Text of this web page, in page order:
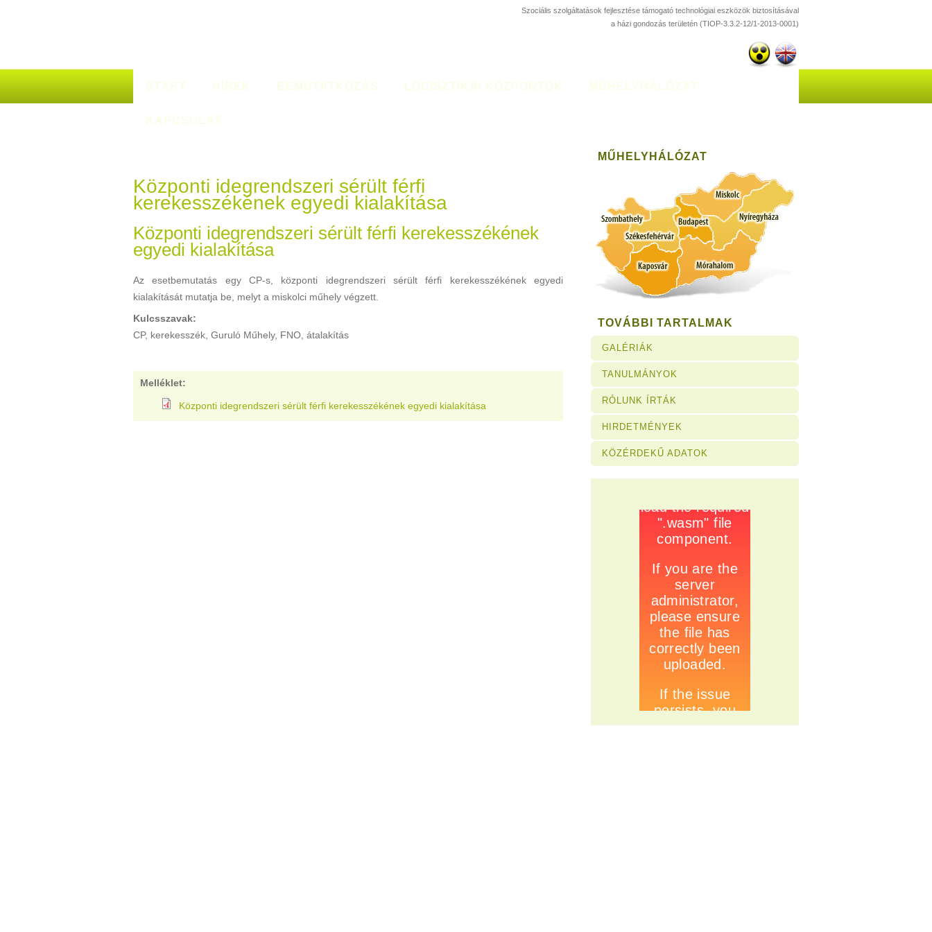
Szociális szolgáltatások fejlesztése támogató technológiai eszközök biztosításával
a házi gondozás területén (TIOP-3.3.2-12/1-2013-0001)
START HÍREK BEMUTATKOZÁS LOGISZTIKAI KÖZPONTOK MŰHELYHÁLÓZAT
KAPCSOLAT
Központi idegrendszeri sérült férfi
kerekesszékének egyedi kialakítása
Központi idegrendszeri sérült férfi kerekesszékének
egyedi kialakítása
Az esetbemutatás egy CP-s, központi idegrendszeri sérült férfi kerekesszékének egyedi
kialakítását mutatja be, melyt a miskolci műhely végzett.
Kulcsszavak:
CP, kerekesszék, Guruló Műhely, FNO, átalakítás
Melléklet:
Központi idegrendszeri sérült férfi kerekesszékének egyedi kialakítása
MŰHELYHÁLÓZAT
TOVÁBBI TARTALMAK
GALÉRIÁK
TANULMÁNYOK
RÓLUNK ÍRTÁK
HIRDETMÉNYEK
KÖZÉRDEKŰ ADATOK